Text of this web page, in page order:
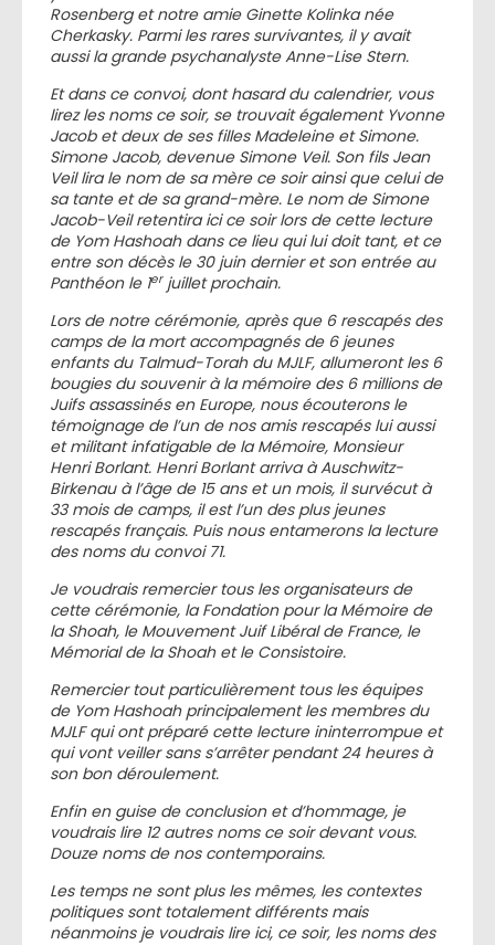
Rosenberg et notre amie Ginette Kolinka née
Cherkasky. Parmi les rares survivantes, il y avait
aussi la grande psychanalyste Anne-Lise Stern.
Et dans ce convoi, dont hasard du calendrier, vous
lirez les noms ce soir, se trouvait également Yvonne
Jacob et deux de ses filles Madeleine et Simone.
Simone Jacob, devenue Simone Veil. Son fils Jean
Veil lira le nom de sa mère ce soir ainsi que celui de
sa tante et de sa grand-mère. Le nom de Simone
Jacob-Veil retentira ici ce soir lors de cette lecture
de Yom Hashoah dans ce lieu qui lui doit tant, et ce
entre son décès le 30 juin dernier et son entrée au
Panthéon le 1erjuillet prochain.
Lors de notre cérémonie, après que 6 rescapés des
camps de la mort accompagnés de 6 jeunes
enfants du Talmud-Torah du MJLF, allumeront les 6
bougies du souvenir à la mémoire des 6 millions de
Juifs assassinés en Europe, nous écouterons le
témoignage de l’un de nos amis rescapés lui aussi
et militant infatigable de la Mémoire, Monsieur
Henri Borlant. Henri Borlant arriva à Auschwitz-
Birkenau à l’âge de 15 ans et un mois, il survécut à
33 mois de camps, il est l’un des plus jeunes
rescapés français. Puis nous entamerons la lecture
des noms du convoi 71.
Je voudrais remercier tous les organisateurs de
cette cérémonie, la Fondation pour la Mémoire de
la Shoah, le Mouvement Juif Libéral de France, le
Mémorial de la Shoah et le Consistoire.
Remercier tout particulièrement tous les équipes
de Yom Hashoah principalement les membres du
MJLF qui ont préparé cette lecture ininterrompue et
qui vont veiller sans s’arrêter pendant 24 heures à
son bon déroulement.
Enfin en guise de conclusion et d’hommage, je
voudrais lire 12 autres noms ce soir devant vous.
Douze noms de nos contemporains.
Les temps ne sont plus les mêmes, les contextes
politiques sont totalement différents mais
néanmoins je voudrais lire ici, ce soir, les noms des